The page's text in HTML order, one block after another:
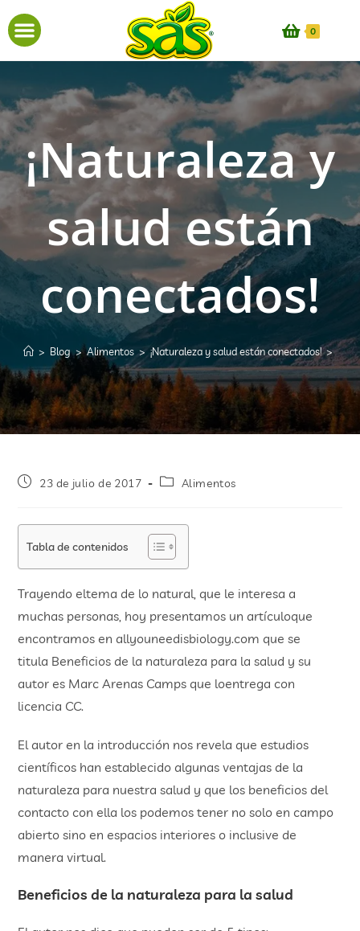
0
¡Naturaleza y
salud están
conectados!
> Blog > Alimentos > ¡Naturaleza y salud están conectados! >
23 de julio de 2017 Alimentos
Tabla de contenidos
Trayendo eltema de lo natural, que le interesa a
muchas personas, hoy presentamos un artículoque
encontramos en allyouneedisbiology.com que se
titula Beneficios de la naturaleza para la salud y su
autor es Marc Arenas Camps que loentrega con
licencia CC.
El autor en la introducción nos revela que estudios
científicos han establecido algunas ventajas de la
naturaleza para nuestra salud y que los beneficios del
contacto con ella los podemos tener no solo en campo
abierto sino en espacios interiores o inclusive de
manera virtual.
Beneficios de la naturaleza para la salud